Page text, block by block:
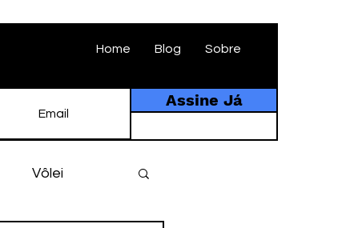
Home Blog Sobre
Assine Já
Vôlei